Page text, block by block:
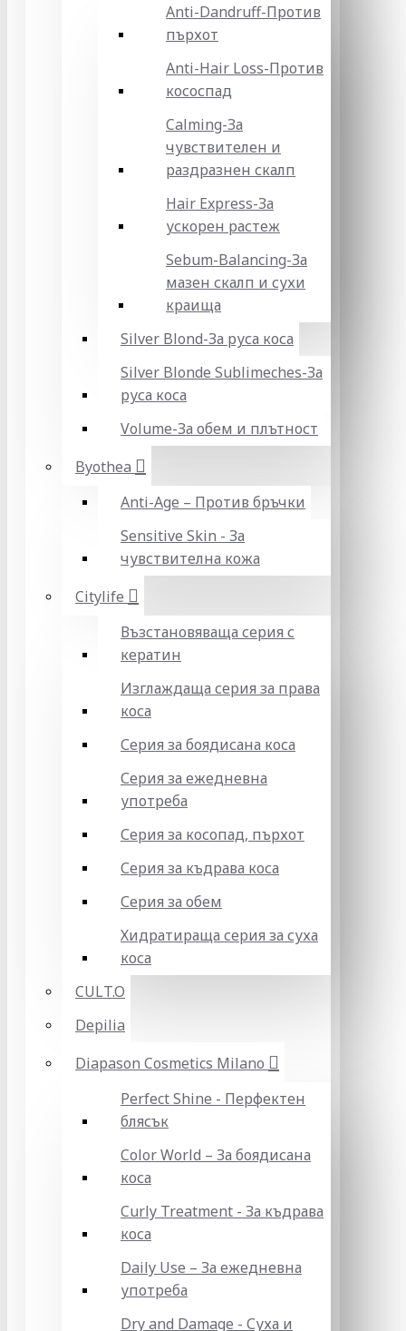
Anti-Dandruff-Против
пърхот
Anti-Hair Loss-Против
кососпад
Calming-За
чувствителен и
раздразнен скалп
Hair Express-За
ускорен растеж
Sebum-Balancing-За
мазен скалп и сухи
краища
Silver Blond-За руса коса
Silver Blonde Sublіmeches-За
руса коса
Volume-За обем и плътност
Byothea
Anti-Age – Против бръчки
Sensitive Skin - За
чувствителна кожа
Citylife
Възстановяваща серия с
кератин
Изглаждаща серия за права
коса
Серия за боядисана коса
Серия за ежедневна
употреба
Серия за косопад, пърхот
Серия за къдрава коса
Серия за обем
Хидратираща серия за суха
коса
CULT.O
Depilia
Diapason Cosmetics Milano
Perfect Shine - Перфектен
блясък
Color World – За боядисана
коса
Curly Treatment - За къдрава
коса
Daily Use – За ежедневна
употреба
Dry and Damage - Суха и